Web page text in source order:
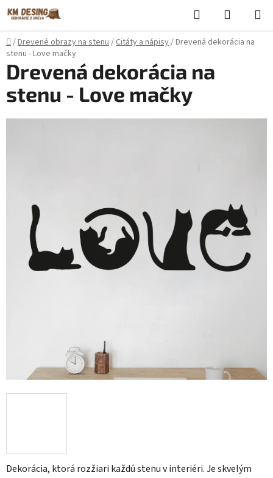
Prejsť
na
obsah
Hľadať
KOŠÍK
Domov
/Drevené obrazy na stenu/Citáty a nápisy/Drevená dekorácia na
stenu - Love mačky
Dekorácia, ktorá rozžiari každú stenu v interiéri. Je skvelým
Drevená dekorácia na
stenu - Love mačky